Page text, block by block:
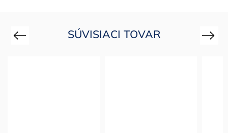
SÚVISIACI TOVAR
Previous Next